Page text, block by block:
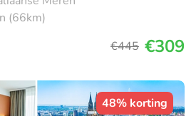
(66km)
€445 €309
48% korting